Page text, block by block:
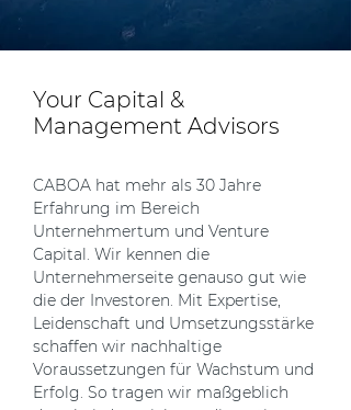
Your Capital &
Management Advisors
CABOA hat mehr als 30 Jahre
Erfahrung im Bereich
Unternehmertum und Venture
Capital. Wir kennen die
Unternehmerseite genauso gut wie
die der Investoren. Mit Expertise,
Leidenschaft und Umsetzungsstärke
schaffen wir nachhaltige
Voraussetzungen für Wachstum und
Erfolg. So tragen wir maßgeblich